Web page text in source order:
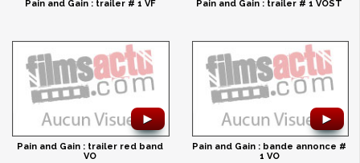
Pain and Gain : trailer # 1 VF Pain and Gain : trailer # 1 VOST
►
Pain and Gain : trailer red band
VO
►
Pain and Gain : bande annonce #
1 VO